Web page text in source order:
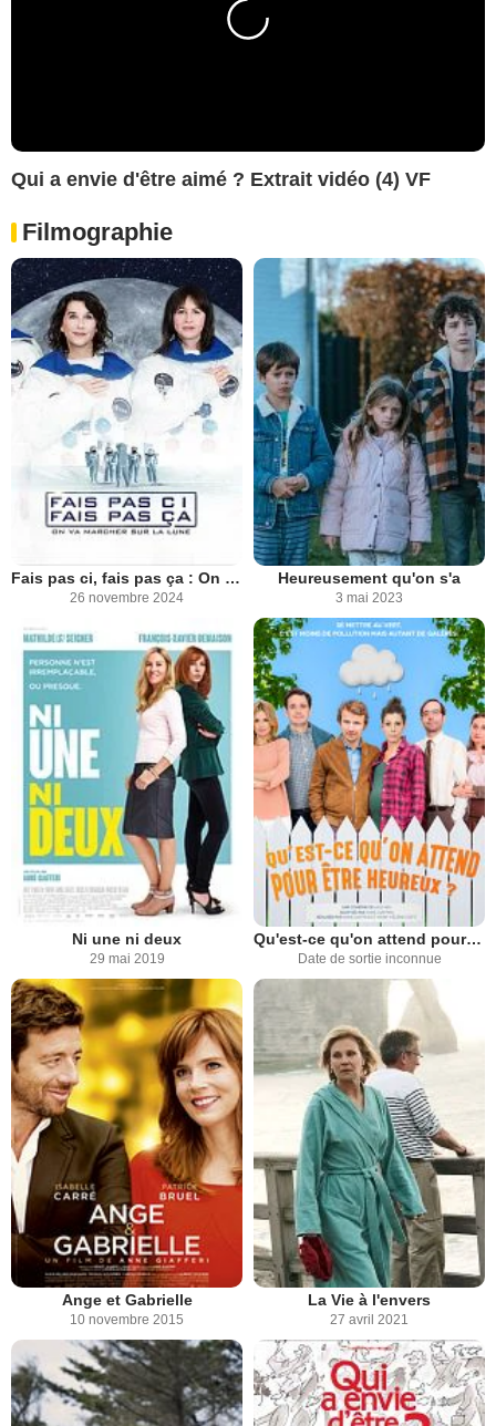
Qui a envie d'être aimé ? Extrait vidéo (4) VF
Filmographie
Fais pas ci, fais pas ça : On va marcher sur la Lune
26 novembre 2024
Heureusement qu'on s'a
3 mai 2023
Ni une ni deux
29 mai 2019
Qu'est-ce qu'on attend pour être heureux ?
Date de sortie inconnue
Ange et Gabrielle
10 novembre 2015
La Vie à l'envers
27 avril 2021